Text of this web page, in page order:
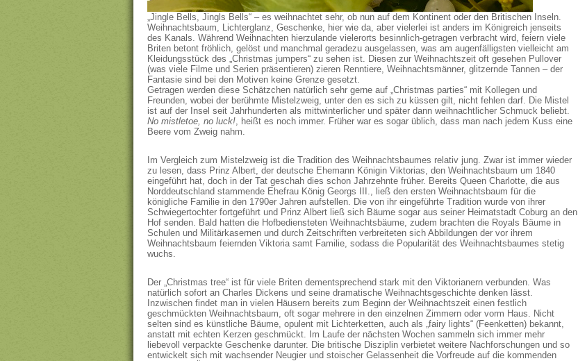
„Jingle Bells, Jingls Bells“ – es weihnachtet sehr, ob nun auf dem Kontinent oder den Britischen Inseln.
Weihnachtsbaum, Lichterglanz, Geschenke, hier wie da, aber vielerlei ist anders im Königreich jenseits
des Kanals. Während Weihnachten hierzulande vielerorts besinnlich-getragen verbracht wird, feiern viele
Briten betont fröhlich, gelöst und manchmal geradezu ausgelassen, was am augenfälligsten vielleicht am
Kleidungsstück des „Christmas jumpers“ zu sehen ist. Diesen zur Weihnachtszeit oft gesehen Pullover
(was viele Filme und Serien präsentieren) zieren Renntiere, Weihnachtsmänner, glitzernde Tannen – der
Fantasie sind bei den Motiven keine Grenze gesetzt.
Getragen werden diese Schätzchen natürlich sehr gerne auf „Christmas parties“ mit Kollegen und
Freunden, wobei der berühmte Mistelzweig, unter den es sich zu küssen gilt, nicht fehlen darf. Die Mistel
ist auf der Insel seit Jahrhunderten als mittwinterlicher und später dann weihnachtlicher Schmuck beliebt.
No mistletoe, no luck! , heißt es noch immer. Früher war es sogar üblich, dass man nach jedem Kuss eine
Beere vom Zweig nahm.
Im Vergleich zum Mistelzweig ist die Tradition des Weihnachtsbaumes relativ jung. Zwar ist immer wieder
zu lesen, dass Prinz Albert, der deutsche Ehemann Königin Viktorias, den Weihnachtsbaum um 1840
eingeführt hat, doch in der Tat geschah dies schon Jahrzehnte früher. Bereits Queen Charlotte, die aus
Norddeutschland stammende Ehefrau König Georgs III., ließ den ersten Weihnachtsbaum für die
königliche Familie in den 1790er Jahren aufstellen. Die von ihr eingeführte Tradition wurde von ihrer
Schwiegertochter fortgeführt und Prinz Albert ließ sich Bäume sogar aus seiner Heimatstadt Coburg an den
Hof senden. Bald hatten die Hofbediensteten Weihnachtsbäume, zudem brachten die Royals Bäume in
Schulen und Militärkasernen und durch Zeitschriften verbreiteten sich Abbildungen der vor ihrem
Weihnachtsbaum feiernden Viktoria samt Familie, sodass die Popularität des Weihnachtsbaumes stetig
wuchs.
Der „Christmas tree“ ist für viele Briten dementsprechend stark mit den Viktorianern verbunden. Was
natürlich sofort an Charles Dickens und seine dramatische Weihnachtsgeschichte denken lässt.
Inzwischen findet man in vielen Häusern bereits zum Beginn der Weihnachtszeit einen festlich
geschmückten Weihnachtsbaum, oft sogar mehrere in den einzelnen Zimmern oder vorm Haus. Nicht
selten sind es künstliche Bäume, opulent mit Lichterketten, auch als „fairy lights“ (Feenketten) bekannt,
anstatt mit echten Kerzen geschmückt. Im Laufe der nächsten Wochen sammeln sich immer mehr
liebevoll verpackte Geschenke darunter. Die britische Disziplin verbietet weitere Nachforschungen und so
entwickelt sich mit wachsender Neugier und stoischer Gelassenheit die Vorfreude auf die kommenden